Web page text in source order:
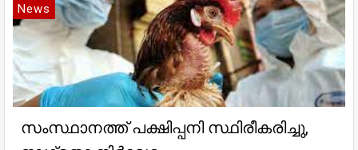
News
സംസ്ഥാനത്ത് പക്ഷിപ്പനി സ്ഥിരീകരിച്ചു,